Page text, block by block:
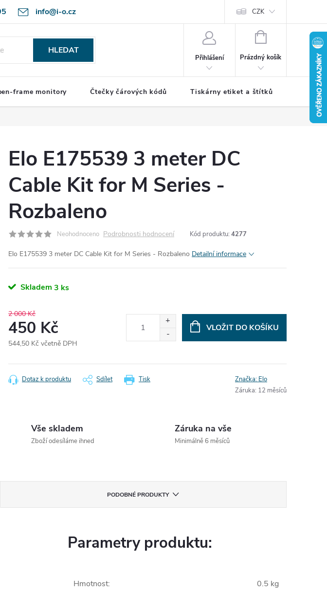
info@i-o.cz CZK
HLEDAT
Přihlášení
NÁKUPNÍ
Prázdný košík
frame monitory Čtečky čárových kódů Tiskárny etiket a štítků
Elo E175539 3 meter DC
Cable Kit for M Series -
Rozbaleno
Neohodnoceno Podrobnosti hodnocení Kód produktu: 4277
Elo E175539 3 meter DC Cable Kit for M Series - Rozbaleno Detailní informace
Skladem 3 ks
2 000 Kč
450 Kč
544,50 Kč včetně DPH
cena:
VLOŽIT DO KOŠÍKU
Tisk
Dotaz k produktu Sdílet Značka: Elo
Záruka: 12 měsíců
Vše skladem
Zboží odesíláme ihned
Záruka na vše
Minimálně 6 měsíců
PODOBNÉ PRODUKTY
Parametry produktu:
Hmotnost: 0.5 kg